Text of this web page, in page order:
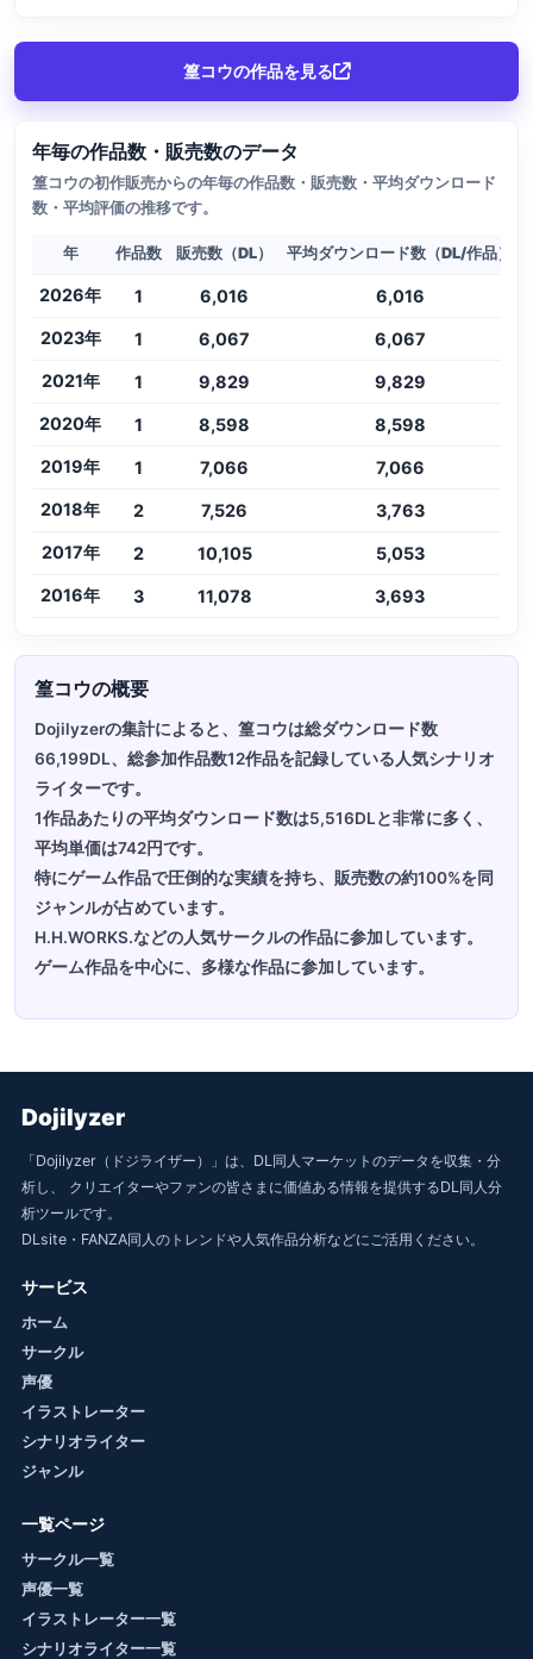
篁コウの作品を見る
年毎の作品数・販売数のデータ
篁コウの初作販売からの年毎の作品数・販売数・平均ダウンロード
数・平均評価の推移です。
年 作品数 販売数（DL） 平均ダウンロード数（DL/作品）
2026年 1 6,016 6,016
2023年 1 6,067 6,067
2021年 1 9,829 9,829
2020年 1 8,598 8,598
2019年 1 7,066 7,066
2018年 2 7,526 3,763
2017年 2 10,105 5,053
2016年 3 11,078 3,693
篁コウの概要
Dojilyzerの集計によると、篁コウは総ダウンロード数
66,199DL、総参加作品数12作品を記録している人気シナリオ
ライターです。
1作品あたりの平均ダウンロード数は5,516DLと非常に多く、
平均単価は742円です。
特にゲーム作品で圧倒的な実績を持ち、販売数の約100%を同
ジャンルが占めています。
H.H.WORKS.などの人気サークルの作品に参加しています。
ゲーム作品を中心に、多様な作品に参加しています。
Dojilyzer
「Dojilyzer（ドジライザー）」は、DL同人マーケットのデータを収集・分
析し、 クリエイターやファンの皆さまに価値ある情報を提供するDL同人分
析ツールです。
DLsite・FANZA同人のトレンドや人気作品分析などにご活用ください。
サービス
ホーム
サークル
声優
イラストレーター
シナリオライター
ジャンル
一覧ページ
サークル一覧
声優一覧
イラストレーター一覧
シナリオライター一覧